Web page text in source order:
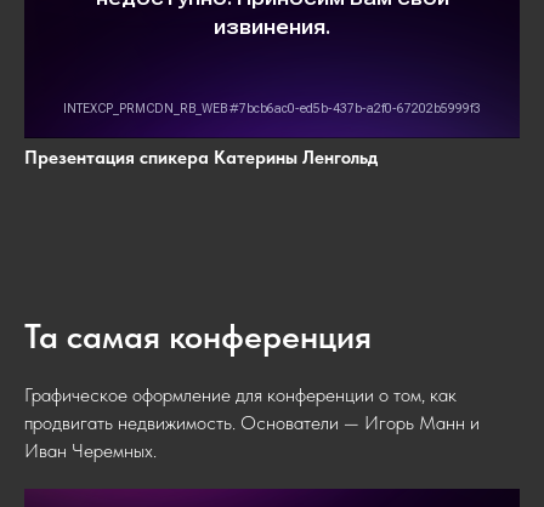
Презентация спикера Катерины Ленгольд
Та самая конференция
Графическое оформление для конференции о том, как
продвигать недвижимость. Основатели — Игорь Манн и
Иван Черемных.